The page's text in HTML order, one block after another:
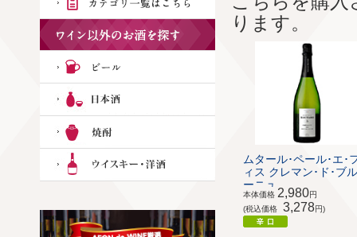
ります。
ムタール･ペール･エ･
ィス クレマン･ド･ブ
ーニュ ...
本体価格 2,980円
(税込価格
3,278円)